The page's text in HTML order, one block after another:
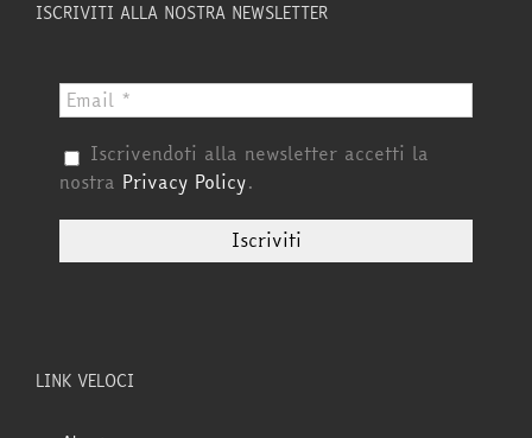
ISCRIVITI ALLA NOSTRA NEWSLETTER
Iscrivendoti alla newsletter accetti la
nostra Privacy Policy.
LINK VELOCI